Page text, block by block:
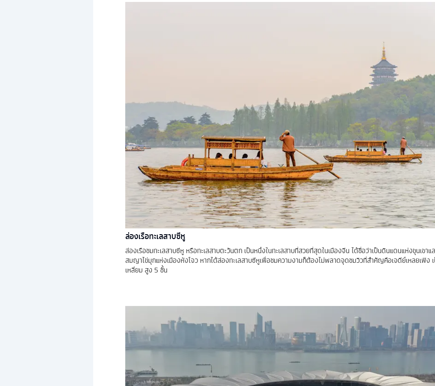
ล่องเรือทะเลสาบซีหู
ล่องเรือชมทะเลสาบซีหู หรือทะเลสาบตะวันตก เป็นหนึ่งในทะเลสาบที่สวยที่สุดในเมืองจีน ได้ชื่อว่าเป็นดินแดนแห่งขุนเขาแ
สมญาไข่มุกแห่งเมืองหังโจว หากได้ล่องทะเลสาบซีหูเพื่อชมความงามก็ต้องไม่พลาดจุดชมวิวที่สำคัญคือเจดีย์เหลยเฟิง
เหลี่ยม สูง 5 ชั้น